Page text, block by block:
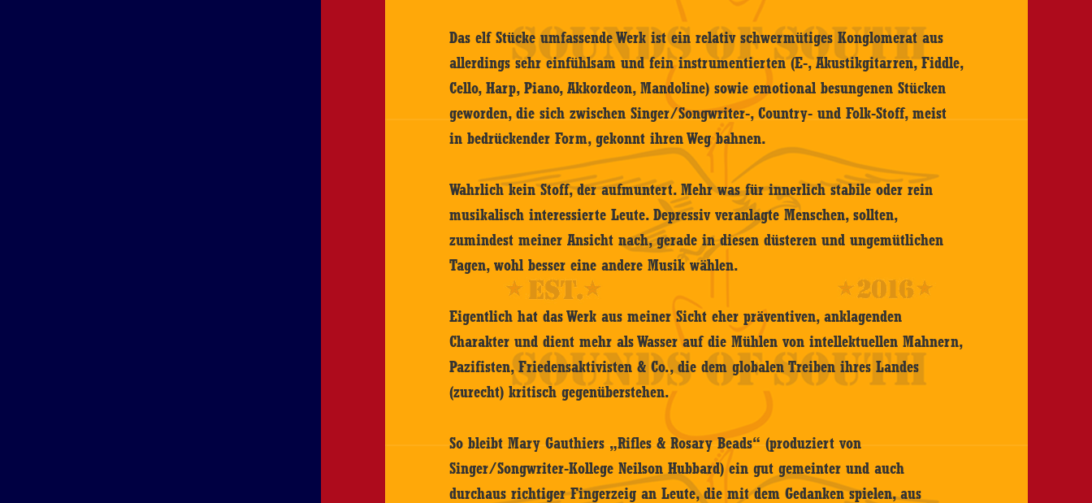
Das elf Stücke umfassende Werk ist ein relativ schwermütiges Konglomerat aus
allerdings sehr einfühlsam und fein instrumentierten (E-, Akustikgitarren, Fiddle,
Cello, Harp, Piano, Akkordeon, Mandoline) sowie emotional besungenen Stücken
geworden, die sich zwischen Singer/Songwriter-, Country- und Folk-Stoff, meist
in bedrückender Form, gekonnt ihren Weg bahnen.
Wahrlich kein Stoff, der aufmuntert. Mehr was für innerlich stabile oder rein
musikalisch interessierte Leute. Depressiv veranlagte Menschen, sollten,
zumindest meiner Ansicht nach, gerade in diesen düsteren und ungemütlichen
Tagen, wohl besser eine andere Musik wählen.
Eigentlich hat das Werk aus meiner Sicht eher präventiven, anklagenden
Charakter und dient mehr als Wasser auf die Mühlen von intellektuellen Mahnern,
Pazifisten, Friedensaktivisten & Co., die dem globalen Treiben ihres Landes
(zurecht) kritisch gegenüberstehen.
So bleibt Mary Gauthiers „Rifles & Rosary Beads“ (produziert von
Singer/Songwriter-Kollege Neilson Hubbard) ein gut gemeinter und auch
durchaus richtiger Fingerzeig an Leute, die mit dem Gedanken spielen, aus